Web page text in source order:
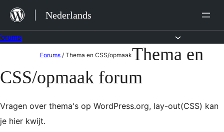
naar
de
Nederlands
de
Forums / Thema en CSS/opmaakThema en
CSS/opmaak forum
Vragen over thema's op WordPress.org, lay-out(CSS) kan
je hier kwijt.